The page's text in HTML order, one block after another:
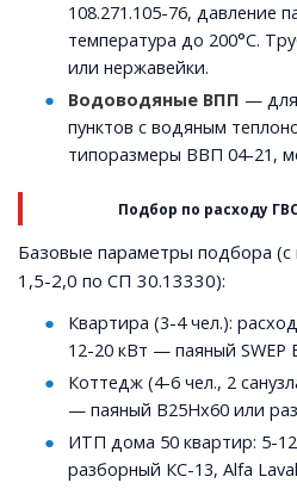
108.271.105-76, давление
температура до 200°C.
или нержавейки.
Водоводяные ВПП — для
пунктов с водяным
типоразмеры ВВП 04-21,
Подбор по расходу
Базовые параметры подбора
1,5-2,0 по СП 30.13330):
Квартира (3-4 чел.):
12-20 кВт — паяный SWEP
Коттедж (4-6 чел., 2
— паяный B25Hx60 или
ИТП дома 50 квартир: 5-
разборный КС-13, Alfa